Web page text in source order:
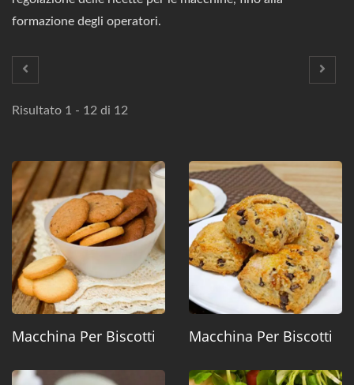
formazione degli operatori.
Risultato 1 - 12 di 12
Macchina Per Biscotti Macchina Per Biscotti